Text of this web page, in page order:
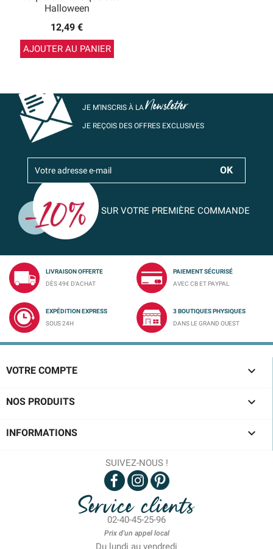
Halloween
12,49 €
AJOUTER AU PANIER
JE M’INSCRIS À LANewsletter
JE REÇOIS DES OFFRES EXCLUSIVES
SUR VOTRE PREMIÈRE COMMANDE
LIVRAISON OFFERTE
DÈS 49€ D'ACHAT
PAIEMENT SÉCURISÉ
AVEC CB ET PAYPAL
EXPÉDITION EXPRESS
SOUS 24H
3 BOUTIQUES PHYSIQUES
DANS LE GRAND OUEST
VOTRE COMPTE 
NOS PRODUITS 
INFORMATIONS 
SUIVEZ-NOUS !
Service clients
02-40-45-25-96
Prix d'un appel local
Du lundi au vendredi